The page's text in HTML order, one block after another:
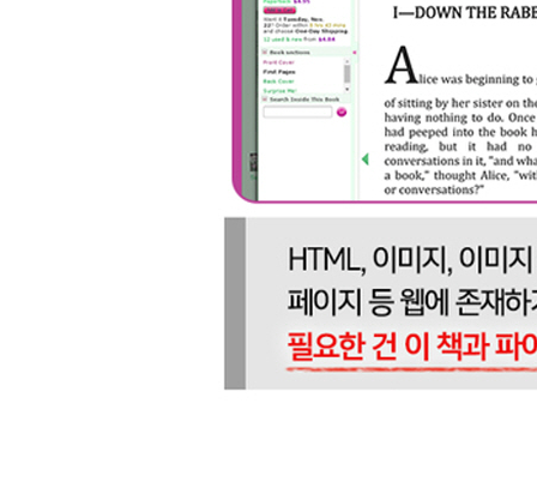
15.3 셀레니움을 사용한 테스트
__15.3.1 사이트 조작
15.4 unittest vs 셀레니움
CHAPTER 16 병렬 웹 크롤링
16.1 프로세스 vs. 스레드
__16.2.1 경쟁 상태와 큐
__16.2.2 threading 모듈
16.3 멀티프로세스 크롤링
__16.3.1 멀티프로세스 크롤링
__16.3.2 프로세스 간 통신